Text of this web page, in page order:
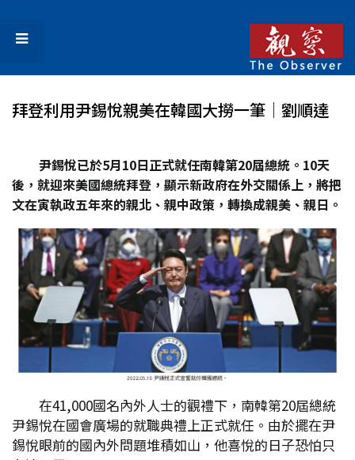
拜登利用尹錫悅親美在韓國大撈一筆│劉順達
尹錫悅已於5月10日正式就任南韓第20屆總統。10天
後，就迎來美國總統拜登，顯示新政府在外交關係上，將把
文在寅執政五年來的親北、親中政策，轉換成親美、親日。
在41,000國名內外人士的觀禮下，南韓第20屆總統
尹錫悅在國會廣場的就職典禮上正式就任。由於擺在尹
錫悅眼前的國內外問題堆積如山，他喜悅的日子恐怕只